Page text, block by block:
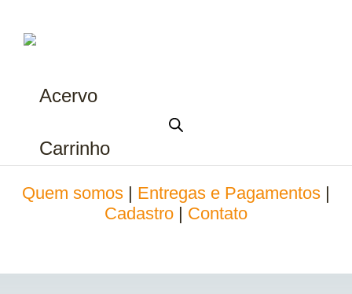
Acervo
Carrinho
Quem somos Entregas e Pagamentos
Cadastro
Contato